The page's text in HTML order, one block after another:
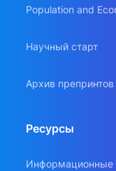
Population and
Научный старт
Архив препринтов
Ресурсы
Информационные